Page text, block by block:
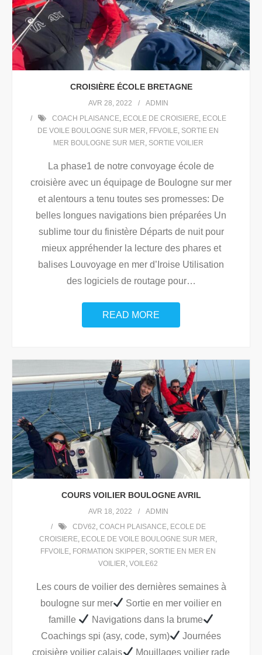
CROISIÈRE ÉCOLE BRETAGNE
AVR 28, 2022
ADMIN
COACH PLAISANCE, ECOLE DE CROISIERE, ECOLE
DE VOILE BOULOGNE SUR MER FFVOILE SORTIE EN
MER BOULOGNE SUR MER SORTIE VOILIER
La phase1 de notre convoyage école de
croisière avec un équipage de Boulogne sur mer
et alentours a tenu toutes ses promesses: De
belles longues navigations bien préparées Un
sublime tour du finistère Départs de nuit pour
mieux appréhender la lecture des phares et
balises Louvoyage en mer d’Iroise Utilisation
des logiciels de routage pour…
READ MORE
COURS VOILIER BOULOGNE AVRIL
AVR 18, 2022
ADMIN
CDV62 COACH PLAISANCE, ECOLE DE
CROISIERE ECOLE DE VOILE BOULOGNE SUR MER
FFVOILE FORMATION SKIPPER SORTIE EN MER EN
VOILIER VOILE62
Les cours de voilier des dernières semaines à
boulogne sur mer
Sortie en mer voilier en
famille
Navigations dans la brume
Coachings spi (asy, code, sym)
Journées
croisière voilier calais
Mouillages voilier rade